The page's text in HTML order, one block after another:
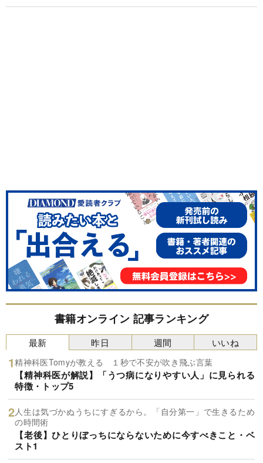
書籍オンライン 記事ランキング
最新
精神科医Tomyが教える １秒で不安が吹き飛ぶ言葉
【精神科医が解説】「うつ病になりやすい人」に見られる
特徴・トップ5
人生は気づかぬうちにすぎるから。「自分第一」で生きるため
の時間術
【老後】ひとりぼっちにならないために今すべきこと・ベ
スト1
昨日 週間 いいね